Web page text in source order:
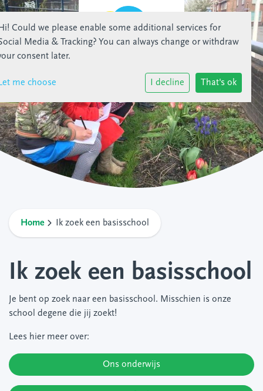
Home Ik zoek een basisschool
Ik zoek een basisschool
Je bent op zoek naar een basisschool. Misschien is onze
school degene die jij zoekt!
Lees hier meer over:
Ons onderwijs
Could we please enable some additional services for
Media & Tracking? You can always change or withdraw
consent later.
me choose I decline That's ok